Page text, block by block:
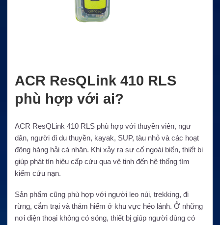
ACR ResQLink 410 RLS
phù hợp với ai?
ACR ResQLink 410 RLS phù hợp với thuyền viên, ngư
dân, người đi du thuyền, kayak, SUP, tàu nhỏ và các hoạt
động hàng hải cá nhân. Khi xảy ra sự cố ngoài biển, thiết bị
giúp phát tín hiệu cấp cứu qua vệ tinh đến hệ thống tìm
kiếm cứu nạn.
Sản phẩm cũng phù hợp với người leo núi, trekking, đi
rừng, cắm trại và thám hiểm ở khu vực hẻo lánh. Ở những
nơi điện thoại không có sóng, thiết bị giúp người dùng có